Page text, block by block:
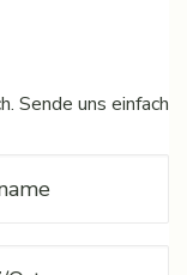
Sende uns einfach